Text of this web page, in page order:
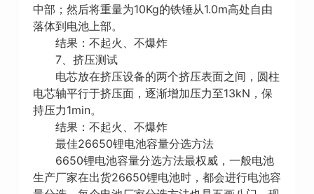
中部；然后将重量为10Kg的铁锤从1.0m高处自由
落体到电池上部。
结果：不起火、不爆炸
7、挤压测试
电芯放在挤压设备的两个挤压表面之间，圆柱
电芯轴平行于挤压面，逐渐增加压力至13kN，保
持压力1min。
结果：不起火、不爆炸
最佳26650锂电池容量分选方法
6650锂电池容量分选方法最权威，一般电池
生产厂家在出货26650锂电池时，都会进行电池容